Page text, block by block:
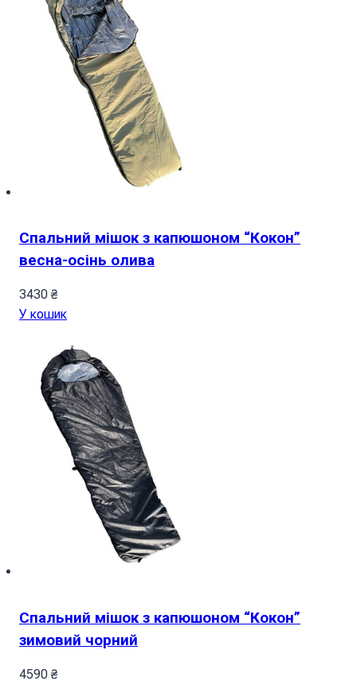
Спальний мішок з капюшоном “Кокон”
весна-осінь олива
3430 ₴
У кошик
Спальний мішок з капюшоном “Кокон”
зимовий чорний
4590 ₴